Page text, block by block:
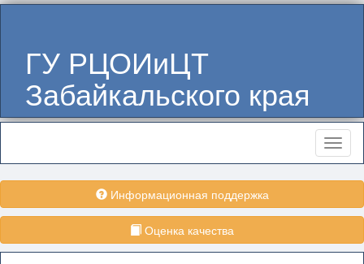
ГУ РЦОИиЦТ
Забайкальского края
Меню
Информационная поддержка
Оценка качества